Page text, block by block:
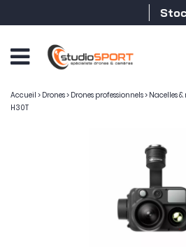
Stock
Accueil > Drones> Drones professionnels> Nacelles
H30T